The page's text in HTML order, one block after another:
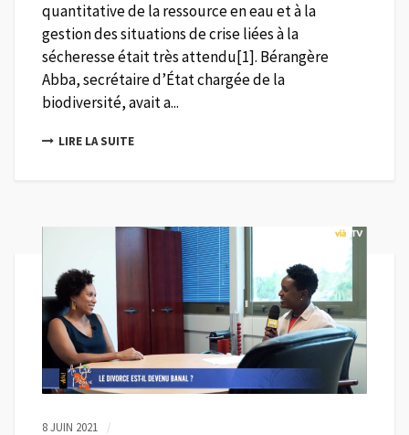
quantitative de la ressource en eau et à la
gestion des situations de crise liées à la
sécheresse était très attendu[1]. Bérangère
Abba, secrétaire d’État chargée de la
biodiversité, avait a...
LIRE LA SUITE
8 JUIN 2021